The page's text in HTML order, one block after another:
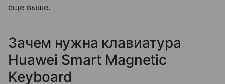
еще выше.
Зачем нужна клавиатура
Huawei Smart Magnetic
Keyboard